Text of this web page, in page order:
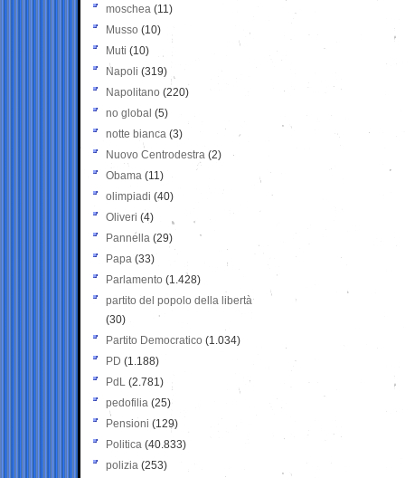
moschea (11)
Musso (10)
Muti (10)
Napoli (319)
Napolitano (220)
no global (5)
notte bianca (3)
Nuovo Centrodestra (2)
Obama (11)
olimpiadi (40)
Oliveri (4)
Pannella (29)
Papa (33)
Parlamento (1.428)
partito del popolo della libertà
(30)
Partito Democratico (1.034)
PD (1.188)
PdL (2.781)
pedofilia (25)
Pensioni (129)
Politica (40.833)
polizia (253)